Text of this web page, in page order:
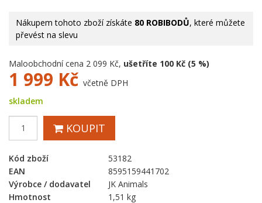
Nákupem tohoto zboží získáte 80 ROBIBODŮ, které můžete
převést na slevu
Maloobchodní cena 2 099 Kč, ušetříte 100 Kč (5 %)
1 999 Kč včetně DPH
skladem
KOUPIT
Kód zboží
53182
EAN
8595159441702
Výrobce / dodavatel
JK Animals
Hmotnost
1,51 kg